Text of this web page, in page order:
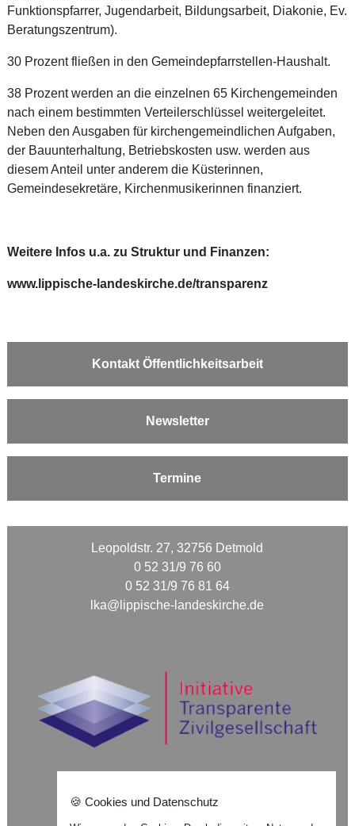
Funktionspfarrer, Jugendarbeit, Bildungsarbeit, Diakonie, Ev.
Beratungszentrum).
30 Prozent fließen in den Gemeindepfarrstellen-Haushalt.
38 Prozent werden an die einzelnen 65 Kirchengemeinden
nach einem bestimmten Verteilerschlüssel weitergeleitet.
Neben den Ausgaben für kirchengemeindlichen Aufgaben,
der Bauunterhaltung, Betriebskosten usw. werden aus
diesem Anteil unter anderem die Küsterinnen,
Gemeindesekretäre, Kirchenmusikerinnen finanziert.
Weitere Infos u.a. zu Struktur und Finanzen:
www.lippische-landeskirche.de/transparenz
Kontakt Öffentlichkeitsarbeit
Newsletter
Termine
Leopoldstr. 27, 32756 Detmold
0 52 31/9 76 60
0 52 31/9 76 81 64
lka@lippische-landeskirche.de
🍪 Cookies und Datenschutz